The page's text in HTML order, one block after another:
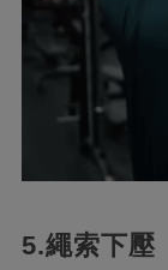
5.繩索下壓